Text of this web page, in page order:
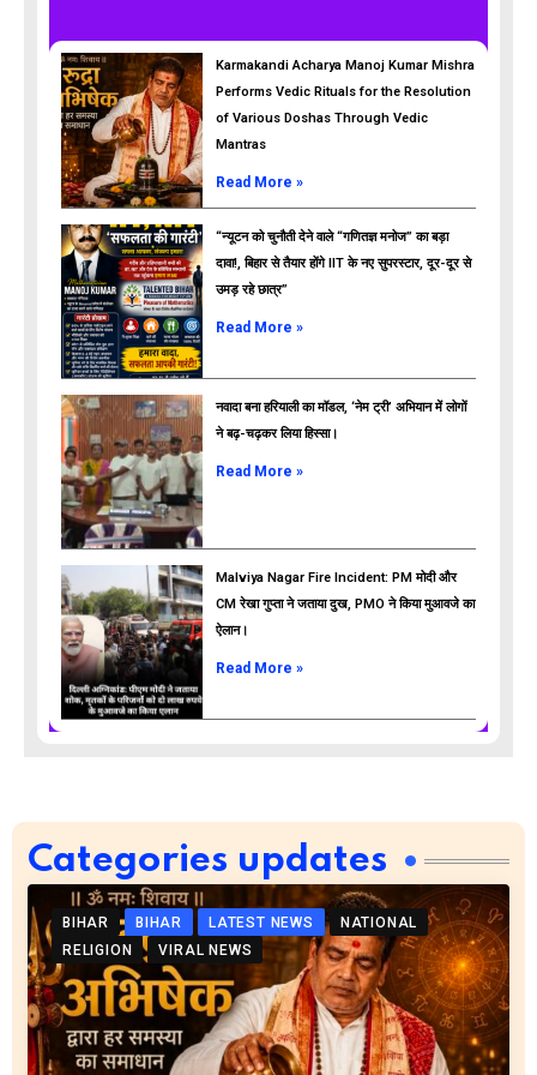
ads
Karmakandi Acharya Manoj Kumar Mishra
Performs Vedic Rituals for the Resolution
of Various Doshas Through Vedic
Mantras
Read More »
“न्यूटन को चुनौती देने वाले “गणितज्ञ मनोज” का बड़ा
दावा!, बिहार से तैयार होंगे IIT के नए सुपरस्टार, दूर-दूर से
उमड़ रहे छात्र”
Read More »
नवादा बना हरियाली का मॉडल, ‘नेम ट्री’ अभियान में लोगों
ने बढ़-चढ़कर लिया हिस्सा।
Read More »
Malviya Nagar Fire Incident: PM मोदी और
CM रेखा गुप्ता ने जताया दुख, PMO ने किया मुआवजे का
ऐलान।
Read More »
Categories updates
BIHAR BIHAR LATEST NEWS
NATIONAL
RELIGION
VIRAL NEWS